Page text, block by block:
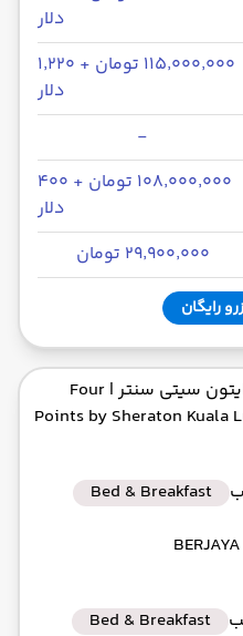
دلار
۱۱۵٬۰۰۰٬۰۰۰ تومان + ۱٬۲۲۰
دلار
-
۱۰۸٬۰۰۰٬۰۰۰ تومان + ۴۰۰
دلار
۲۹٬۹۰۰٬۰۰۰ تومان
رایگان
سیتی سنتر | Four
Points by Sheraton Kuala
Bed & Breakfast
Bed & Breakfast